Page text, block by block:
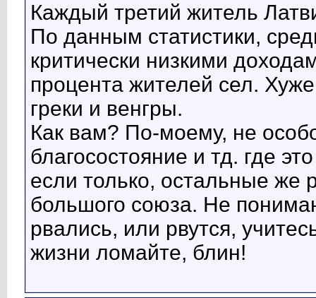
Каждый третий житель
По данным статистики,
критически низкими
процента жителей сел.
греки и венгры.
Как вам? По-моему, не
благосостояние и тд. где
если только, остальные же
большого союза. Не
рвались, или рвутся,
жизни ломайте, блин!